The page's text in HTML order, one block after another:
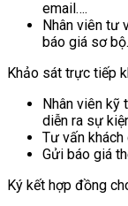
email….
Nhân viên tư
báo giá sơ bộ.
Khảo sát trực tiếp
Nhân viên kỹ
diễn ra sự
Tư vấn
Gửi báo giá
Ký kết hợp đồng